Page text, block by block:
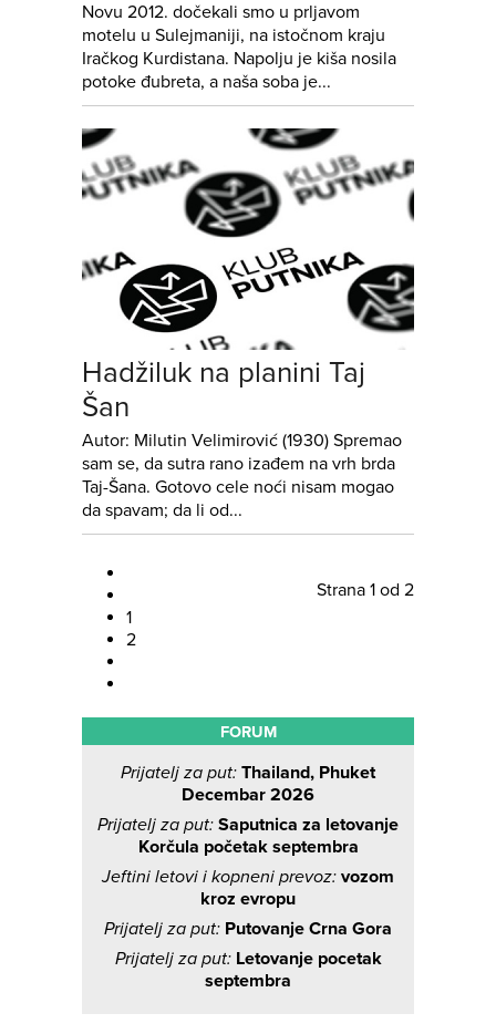
Novu 2012. dočekali smo u prljavom
motelu u Sulejmaniji, na istočnom kraju
Iračkog Kurdistana. Napolju je kiša nosila
potoke đubreta, a naša soba je...
Hadžiluk na planini Taj
Šan
Autor: Milutin Velimirović (1930) Spremao
sam se, da sutra rano izađem na vrh brda
Taj-Šana. Gotovo cele noći nisam mogao
da spavam; da li od...
Strana 1 od 2
1
2
FORUM
Prijatelj za put: Thailand, Phuket
Decembar 2026
Prijatelj za put: Saputnica za letovanje
Korčula početak septembra
Jeftini letovi i kopneni prevoz: vozom
kroz evropu
Prijatelj za put: Putovanje Crna Gora
Prijatelj za put: Letovanje pocetak
septembra